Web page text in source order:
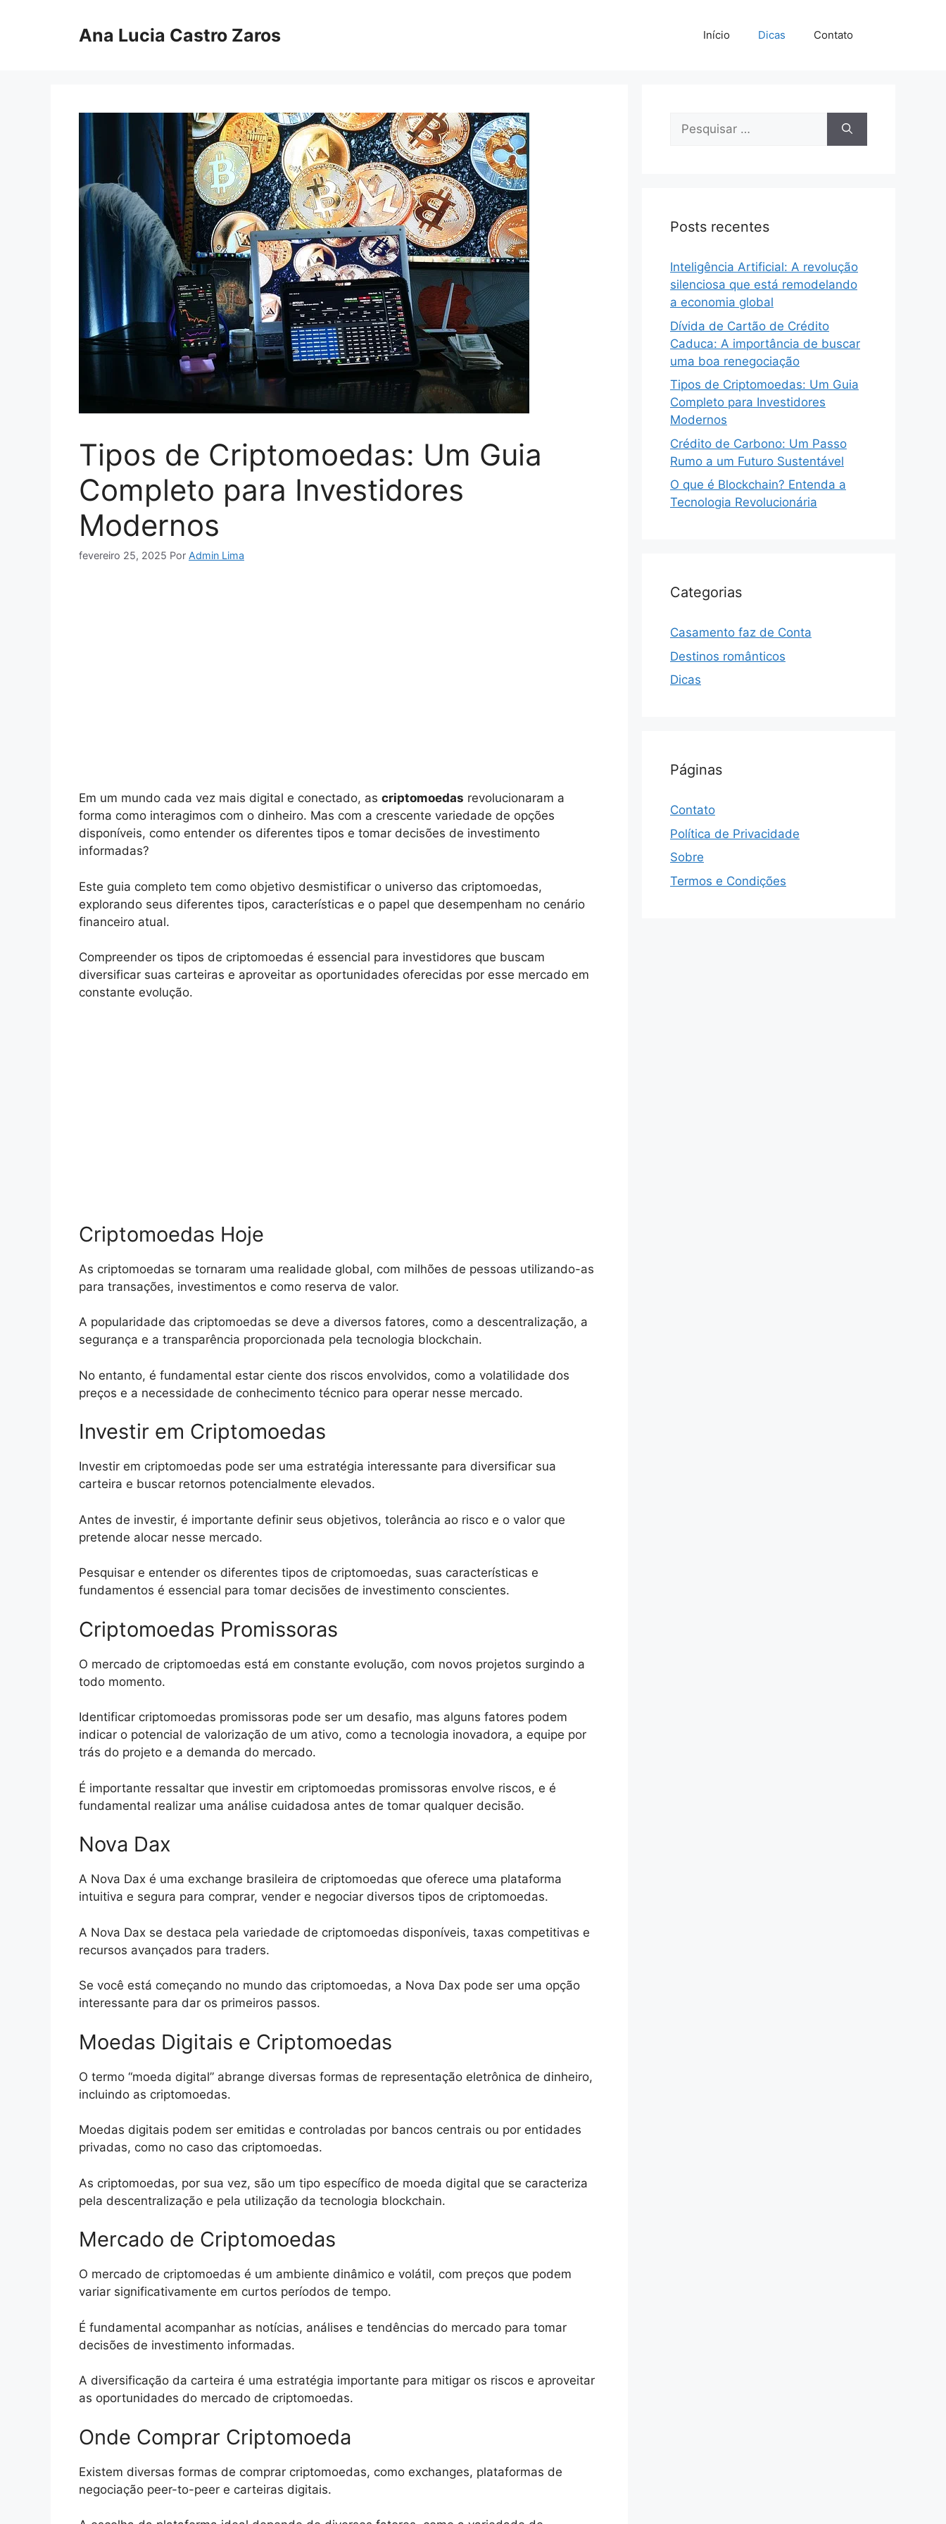
Ana Lucia Castro Zaros Início Dicas Contato
Tipos de Criptomoedas: Um Guia
Completo para Investidores
Modernos
fevereiro 25, 2025 Por Admin Lima
Em um mundo cada vez mais digital e conectado, as criptomoedas revolucionaram a
forma como interagimos com o dinheiro. Mas com a crescente variedade de opções
disponíveis, como entender os diferentes tipos e tomar decisões de investimento
informadas?
Este guia completo tem como objetivo desmistificar o universo das criptomoedas,
explorando seus diferentes tipos, características e o papel que desempenham no cenário
financeiro atual.
Compreender os tipos de criptomoedas é essencial para investidores que buscam
diversificar suas carteiras e aproveitar as oportunidades oferecidas por esse mercado em
constante evolução.
Criptomoedas Hoje
As criptomoedas se tornaram uma realidade global, com milhões de pessoas utilizando-as
para transações, investimentos e como reserva de valor.
A popularidade das criptomoedas se deve a diversos fatores, como a descentralização, a
segurança e a transparência proporcionada pela tecnologia blockchain.
No entanto, é fundamental estar ciente dos riscos envolvidos, como a volatilidade dos
preços e a necessidade de conhecimento técnico para operar nesse mercado.
Investir em Criptomoedas
Investir em criptomoedas pode ser uma estratégia interessante para diversificar sua
carteira e buscar retornos potencialmente elevados.
Antes de investir, é importante definir seus objetivos, tolerância ao risco e o valor que
pretende alocar nesse mercado.
Pesquisar e entender os diferentes tipos de criptomoedas, suas características e
fundamentos é essencial para tomar decisões de investimento conscientes.
Criptomoedas Promissoras
O mercado de criptomoedas está em constante evolução, com novos projetos surgindo a
todo momento.
Identificar criptomoedas promissoras pode ser um desafio, mas alguns fatores podem
indicar o potencial de valorização de um ativo, como a tecnologia inovadora, a equipe por
trás do projeto e a demanda do mercado.
É importante ressaltar que investir em criptomoedas promissoras envolve riscos, e é
fundamental realizar uma análise cuidadosa antes de tomar qualquer decisão.
Nova Dax
A Nova Dax é uma exchange brasileira de criptomoedas que oferece uma plataforma
intuitiva e segura para comprar, vender e negociar diversos tipos de criptomoedas.
A Nova Dax se destaca pela variedade de criptomoedas disponíveis, taxas competitivas e
recursos avançados para traders.
Se você está começando no mundo das criptomoedas, a Nova Dax pode ser uma opção
interessante para dar os primeiros passos.
Moedas Digitais e Criptomoedas
O termo “moeda digital” abrange diversas formas de representação eletrônica de dinheiro,
incluindo as criptomoedas.
Moedas digitais podem ser emitidas e controladas por bancos centrais ou por entidades
privadas, como no caso das criptomoedas.
As criptomoedas, por sua vez, são um tipo específico de moeda digital que se caracteriza
pela descentralização e pela utilização da tecnologia blockchain.
Mercado de Criptomoedas
O mercado de criptomoedas é um ambiente dinâmico e volátil, com preços que podem
variar significativamente em curtos períodos de tempo.
É fundamental acompanhar as notícias, análises e tendências do mercado para tomar
decisões de investimento informadas.
A diversificação da carteira é uma estratégia importante para mitigar os riscos e aproveitar
as oportunidades do mercado de criptomoedas.
Onde Comprar Criptomoeda
Existem diversas formas de comprar criptomoedas, como exchanges, plataformas de
negociação peer-to-peer e carteiras digitais.
Pesquisar
Posts recentes
Inteligência Artificial: A revolução
silenciosa que está remodelando
a economia global
Dívida de Cartão de Crédito
Caduca: A importância de buscar
uma boa renegociação
Tipos de Criptomoedas: Um Guia
Completo para Investidores
Modernos
Crédito de Carbono: Um Passo
Rumo a um Futuro Sustentável
O que é Blockchain? Entenda a
Tecnologia Revolucionária
Categorias
Casamento faz de Conta
Destinos românticos
Dicas
Páginas
Contato
Política de Privacidade
Sobre
Termos e Condições